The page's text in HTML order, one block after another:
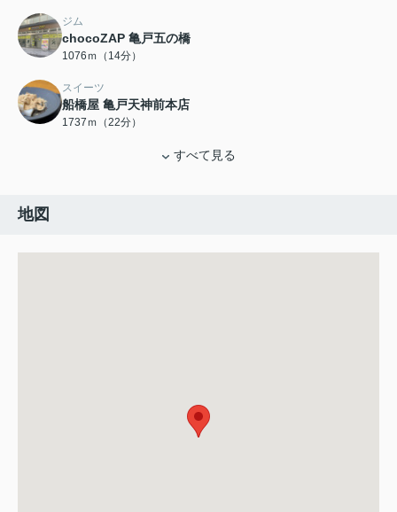
ジム
chocoZAP 亀戸五の橋
1076ｍ（14分）
スイーツ
船橋屋 亀戸天神前本店
1737ｍ（22分）
すべて見る
地図